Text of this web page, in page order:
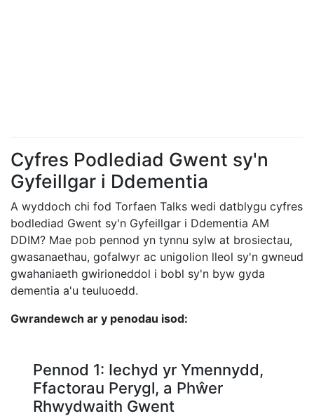
Cyfres Podlediad Gwent sy'n
Gyfeillgar i Ddementia
A wyddoch chi fod Torfaen Talks wedi datblygu cyfres
bodlediad Gwent sy'n Gyfeillgar i Ddementia AM
DDIM? Mae pob pennod yn tynnu sylw at brosiectau,
gwasanaethau, gofalwyr ac unigolion lleol sy'n gwneud
gwahaniaeth gwirioneddol i bobl sy'n byw gyda
dementia a'u teuluoedd.
Gwrandewch ar y penodau isod:
Pennod 1: Iechyd yr Ymennydd,
Ffactorau Perygl, a Phŵer
Rhwydwaith Gwent